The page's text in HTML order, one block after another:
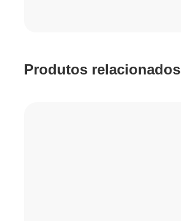
Produtos relacionados